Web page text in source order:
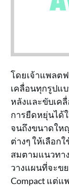
โดยเจ้าแพลตฟ
เคลื่อนทุกรูปแ
หลังและขับเค
การยืดหยุ่นได้
จนถึงขนาดให
ต่างๆ ให้เลือก
สมตามแนวทา
วางแผนที่จะข
Compact แต่